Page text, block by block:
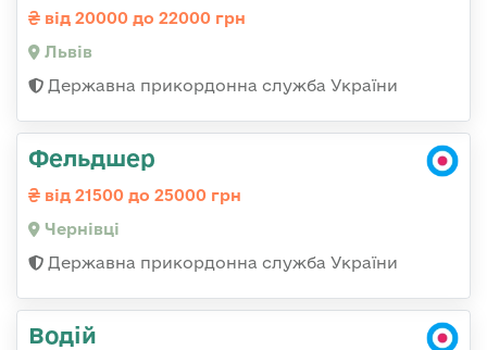
від 20000 до 22000 грн
Львів
Державна прикордонна служба України
Фельдшер
від 21500 до 25000 грн
Чернівці
Державна прикордонна служба України
Водій